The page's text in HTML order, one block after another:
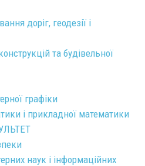
доріг, геодезії і
та будівельної
графіки
і прикладної математики
наук і інформаційних